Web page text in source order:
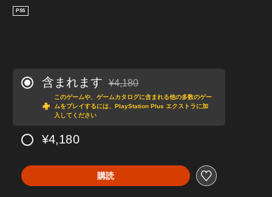
PS5
含まれます 通常価格¥4,180より値引き
¥4,180
このゲームや、ゲームカタログに含まれる他の多数のゲー
ムをプレイするには、PlayStation Plus エクストラに加
入してください
¥4,180
購読